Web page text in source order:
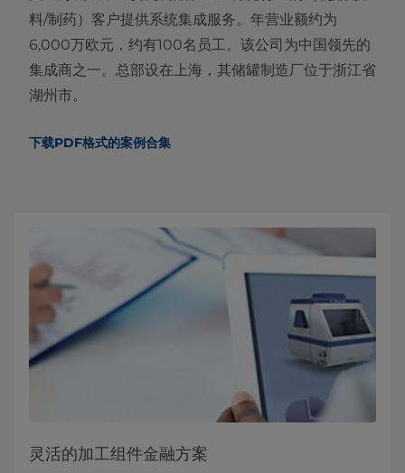
料/制药）客户提供系统集成服务。年营业额约为
6,000万欧元，约有100名员工。该公司为中国领先的
集成商之一。总部设在上海，其储罐制造厂位于浙江省
湖州市。
下载PDF格式的案例合集
灵活的加工组件金融方案